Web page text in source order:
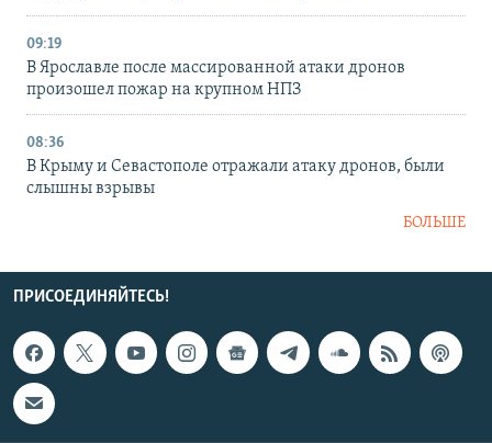
09:19
В Ярославле после массированной атаки дронов
произошел пожар на крупном НПЗ
08:36
В Крыму и Севастополе отражали атаку дронов, были
слышны взрывы
БОЛЬШЕ
ПРИСОЕДИНЯЙТЕСЬ!